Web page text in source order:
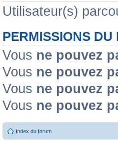
Utilisateur(s)
PERMISSIONS DU
Vous ne pouvez
Vous ne pouvez
Vous ne pouvez
Vous ne pouvez
Index du forum